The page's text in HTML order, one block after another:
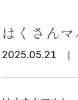
はくさん
2025.05.21 ｜